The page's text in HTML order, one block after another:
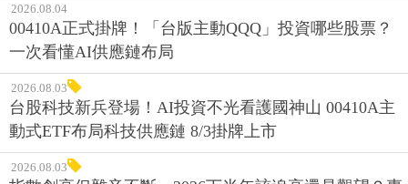
2026.08.04
00410A正式掛牌！「台版主動QQQ」投資哪些股票？
一次看懂AI供應鏈布局
2026.08.03
台股科技新兵登場！AI投資不光看護國神山 00410A主
動式ETF布局科技供應鏈 8/3掛牌上市
2026.08.03